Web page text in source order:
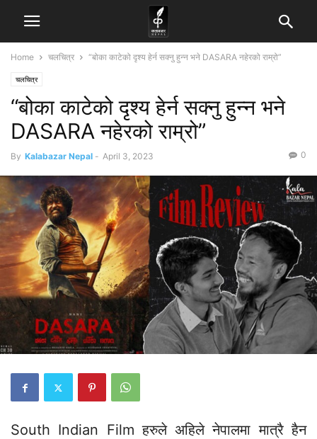
Home चलचित्र “बोका काटेको दृश्य हेर्न सक्नु हुन्न भने DASARA नहेरको राम्रो”
चलचित्र
“बोका काटेको दृश्य हेर्न सक्नु हुन्न भने
DASARA नहेरको राम्रो”
By Kalabazar Nepal - April 3, 2023 0
South Indian Film हरुले अहिले नेपालमा मात्रै हैन